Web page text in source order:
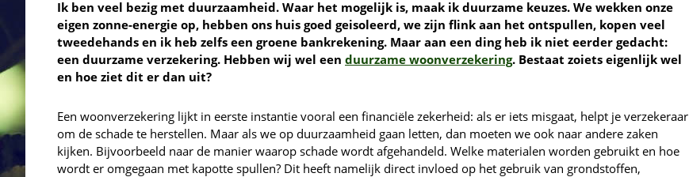
Ik ben veel bezig met duurzaamheid. Waar het mogelijk is, maak ik duurzame keuzes. We wekken onze
eigen zonne-energie op, hebben ons huis goed geisoleerd, we zijn flink aan het ontspullen, kopen veel
tweedehands en ik heb zelfs een groene bankrekening. Maar aan een ding heb ik niet eerder gedacht:
een duurzame verzekering. Hebben wij wel een duurzame woonverzekering. Bestaat zoiets eigenlijk wel
en hoe ziet dit er dan uit?
Een woonverzekering lijkt in eerste instantie vooral een financiële zekerheid: als er iets misgaat, helpt je verzekeraar
om de schade te herstellen. Maar als we op duurzaamheid gaan letten, dan moeten we ook naar andere zaken
kijken. Bijvoorbeeld naar de manier waarop schade wordt afgehandeld. Welke materialen worden gebruikt en hoe
wordt er omgegaan met kapotte spullen? Dit heeft namelijk direct invloed op het gebruik van grondstoffen,